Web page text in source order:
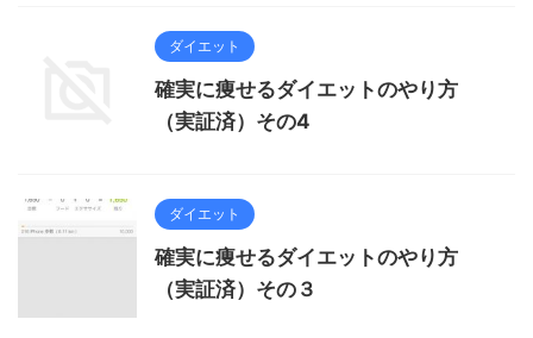
ダイエット
確実に痩せるダイエットのやり方
（実証済）その4
ダイエット
確実に痩せるダイエットのやり方
（実証済）その３